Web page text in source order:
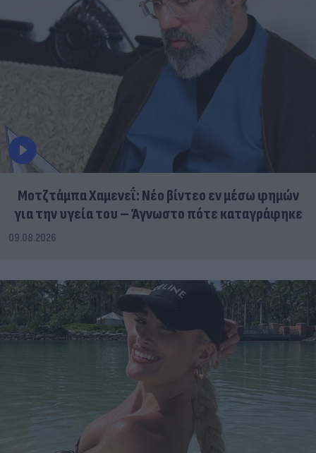
Μοτζτάμπα Χαμενεΐ: Νέο βίντεο εν μέσω φημών
για την υγεία του – Άγνωστο πότε καταγράφηκε
09.08.2026